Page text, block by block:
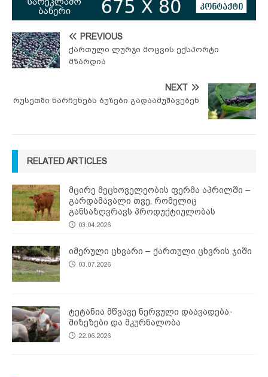
PREVIOUS
ქართული ლურჯი მოცვის ექსპორტი
მზარდია
NEXT
რუსეთში ნარჩენებს ბუზები გადაამუშავებენ
RELATED ARTICLES
მცირე მეცხოველეობის ფერმა აპრილში –
გარდამავალი თვე, რომელიც
განსაზღვრავს პროდუქტიულობას
03.04.2026
იმერული ცხვარი – ქართული ცხვრის ჯიში
03.07.2026
ტეტანია მწვავე ნერვული დაავადება-
მიზეზები და მკურნალობა
22.06.2026